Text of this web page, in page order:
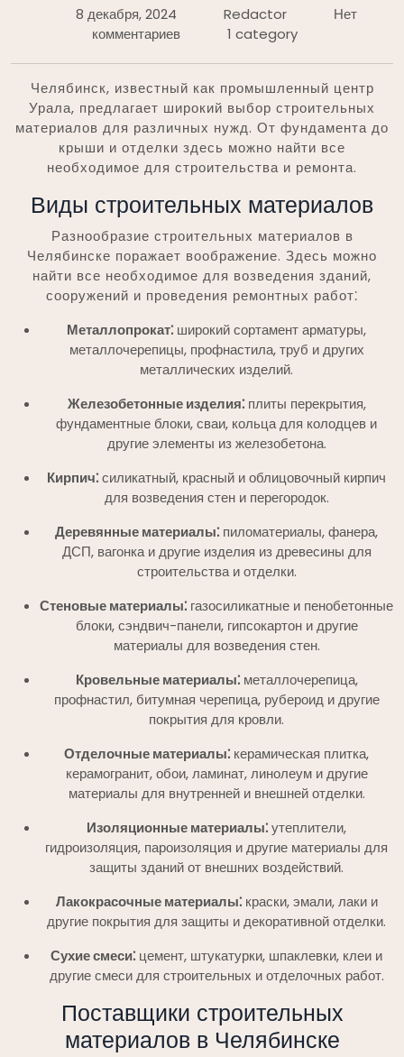
8 декабря, 2024 Redactor
Нет
комментариев
1 category
Челябинск, известный как промышленный центр
Урала, предлагает широкий выбор строительных
материалов для различных нужд. От фундамента до
крыши и отделки здесь можно найти все
необходимое для строительства и ремонта.
Виды строительных материалов
Разнообразие строительных материалов в
Челябинске поражает воображение. Здесь можно
найти все необходимое для возведения зданий,
сооружений и проведения ремонтных работ⁚
Металлопрокат⁚ широкий сортамент арматуры,
металлочерепицы, профнастила, труб и других
металлических изделий.
Железобетонные изделия⁚плиты перекрытия,
фундаментные блоки, сваи, кольца для колодцев и
другие элементы из железобетона.
Кирпич⁚силикатный, красный и облицовочный кирпич
для возведения стен и перегородок.
Деревянные материалы⁚ пиломатериалы, фанера,
ДСП, вагонка и другие изделия из древесины для
строительства и отделки.
Стеновые материалы⁚ газосиликатные и пенобетонные
блоки, сэндвич-панели, гипсокартон и другие
материалы для возведения стен.
Кровельные материалы⁚металлочерепица,
профнастил, битумная черепица, рубероид и другие
покрытия для кровли.
Отделочные материалы⁚ керамическая плитка,
керамогранит, обои, ламинат, линолеум и другие
материалы для внутренней и внешней отделки.
Изоляционные материалы⁚утеплители,
гидроизоляция, пароизоляция и другие материалы для
защиты зданий от внешних воздействий.
Лакокрасочные материалы⁚краски, эмали, лаки и
другие покрытия для защиты и декоративной отделки.
Сухие смеси⁚ цемент, штукатурки, шпаклевки, клеи и
другие смеси для строительных и отделочных работ.
Поставщики строительных
материалов в Челябинске